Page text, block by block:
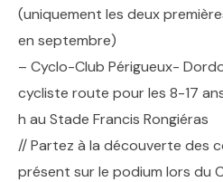
(uniquement les deux
en septembre)
– Cyclo-Club Périgueux-
cycliste route pour les 8-17
h au Stade Francis Rongiéras
// Partez à la découverte des
présent sur le podium lors du